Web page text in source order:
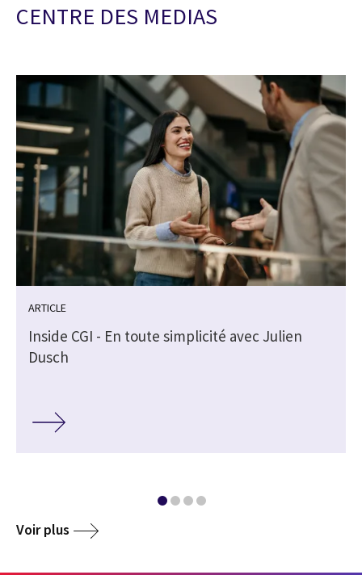
CENTRE DES MEDIAS
ARTICLE
Inside CGI - En toute simplicité avec Julien
Dusch
Voir plus